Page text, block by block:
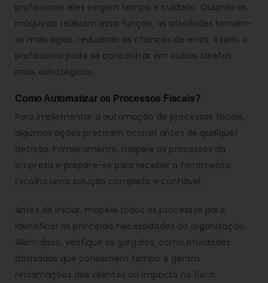
profissional, eles exigem tempo e cuidado. Quando as
máquinas realizam essa função, as atividades tornam-
se mais ágeis, reduzindo as chances de erros. Assim, o
profissional pode se concentrar em outras tarefas
mais estratégicas.
Como Automatizar os Processos Fiscais?
Para implementar a automação de processos fiscais,
algumas ações precisam ocorrer antes de qualquer
decisão. Primeiramente, mapeie os processos da
empresa e prepare-se para receber a ferramenta.
Escolha uma solução completa e confiável.
Antes de iniciar, mapeie todos os processos para
identificar as principais necessidades da organização.
Além disso, verifique os gargalos, como atividades
atrasadas que consomem tempo e geram
reclamações dos clientes ou impacto no fisco.